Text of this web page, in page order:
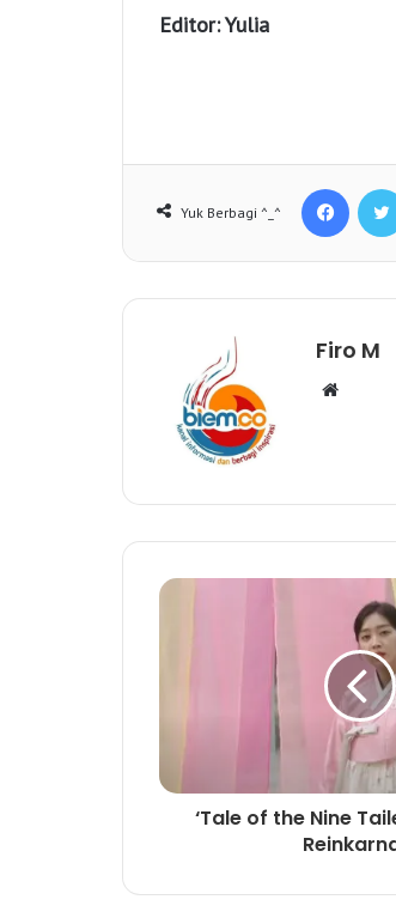
Editor: Yulia
Yuk Berbagi ^_^
Firo M
i
‘Tale of the Nine